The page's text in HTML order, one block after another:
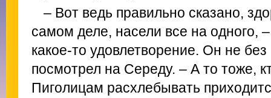
– Вот ведь правильно сказано,
самом деле, насели все на одного,
какое-то удовлетворение. Он не без
посмотрел на Середу. – А то тоже,
Пиголицам расхлебывать